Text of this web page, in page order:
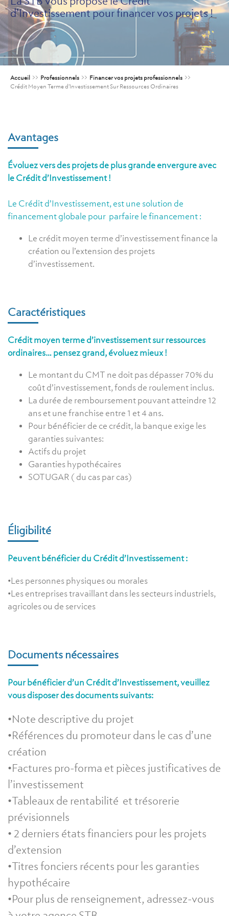
d’Investissement pour financer vos projets !
Accueil >> Professionnels >> Financer vos projets professionnels >>
Crédit Moyen Terme d’Investissement Sur Ressources Ordinaires
Avantages
Évoluez vers des projets de plus grande envergure avec
le Crédit d’Investissement !
Le Crédit d’Investissement, est une solution de
financement globale pour parfaire le financement :
Le crédit moyen terme d’investissement finance la
création ou l’extension des projets
d’investissement.
Caractéristiques
Crédit moyen terme d’investissement sur ressources
ordinaires… pensez grand, évoluez mieux !
Le montant du CMT ne doit pas dépasser 70% du
coût d’investissement, fonds de roulement inclus.
La durée de remboursement pouvant atteindre 12
ans et une franchise entre 1 et 4 ans.
Pour bénéficier de ce crédit, la banque exige les
garanties suivantes:
Actifs du projet
Garanties hypothécaires
SOTUGAR ( du cas par cas)
Éligibilité
Peuvent bénéficier du Crédit d’Investissement :
•Les personnes physiques ou morales
•Les entreprises travaillant dans les secteurs industriels,
agricoles ou de services
Documents nécessaires
Pour bénéficier d’un Crédit d’Investissement, veuillez
vous disposer des documents suivants:
•Note descriptive du projet
•Références du promoteur dans le cas d’une
création
•Factures pro-forma et pièces justificatives de
l’investissement
•Tableaux de rentabilité et trésorerie
prévisionnels
• 2 derniers états financiers pour les projets
d’extension
•Titres fonciers récents pour les garanties
hypothécaire
•Pour plus de renseignement, adressez-vous